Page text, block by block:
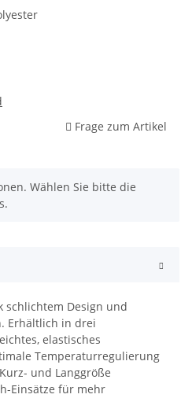
Frage zum Artikel
Wählen Sie bitte die
schlichtem Design und
Erhältlich in drei
elastisches
Temperaturregulierung
und Langgröße
Einsätze für mehr